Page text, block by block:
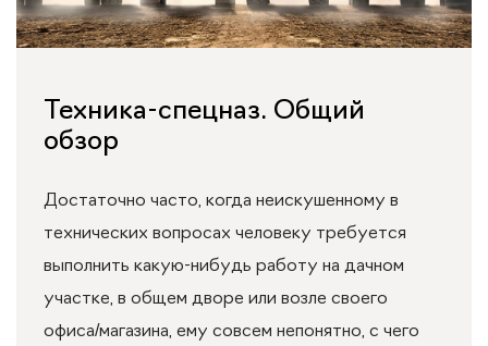
Техника-спецназ. Общий
обзор
Достаточно часто, когда неискушенному в
технических вопросах человеку требуется
выполнить какую-нибудь работу на дачном
участке, в общем дворе или возле своего
офиса/магазина, ему совсем непонятно, с чего